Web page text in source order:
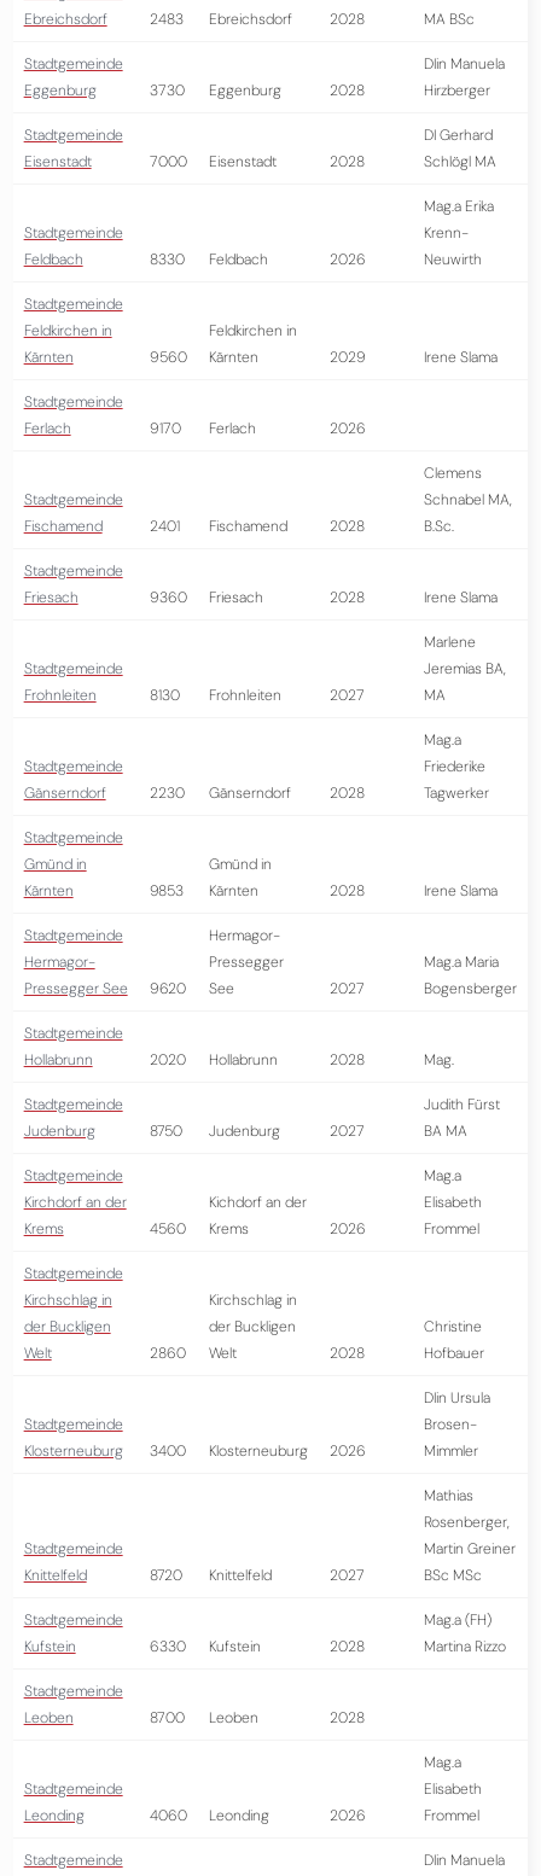
Ebreichsdorf
2483 Ebreichsdorf 2028
MA BSc
Stadtgemeinde
Eggenburg
3730 Eggenburg 2028
DIin Manuela
Hirzberger
Stadtgemeinde
Eisenstadt
7000 Eisenstadt 2028
DI Gerhard
Schlögl MA
Stadtgemeinde
Feldbach
8330 Feldbach 2026
Mag.a Erika
Krenn-
Neuwirth
Stadtgemeinde
Feldkirchen in
Kärnten
9560
Feldkirchen in
Kärnten
2029 Irene Slama
Stadtgemeinde
Ferlach
9170 Ferlach 2026
Stadtgemeinde
Fischamend
2401 Fischamend 2028
Clemens
Schnabel MA,
B.Sc.
Stadtgemeinde
Friesach
9360 Friesach 2028 Irene Slama
Stadtgemeinde
Frohnleiten
8130 Frohnleiten 2027
Marlene
Jeremias BA,
MA
Stadtgemeinde
Gänserndorf
2230 Gänserndorf 2028
Mag.a
Friederike
Tagwerker
Stadtgemeinde
Gmünd in
Kärnten
9853
Gmünd in
Kärnten
2028 Irene Slama
Stadtgemeinde
Hermagor-
Pressegger See
9620
Hermagor-
Pressegger
See
2027
Mag.a Maria
Bogensberger
Stadtgemeinde
Hollabrunn
2020 Hollabrunn 2028 Mag.
Stadtgemeinde
Judenburg
8750 Judenburg 2027
Judith Fürst
BA MA
Stadtgemeinde
Kirchdorf an der
Krems
4560
Kichdorf an der
Krems
2026
Mag.a
Elisabeth
Frommel
Stadtgemeinde
Kirchschlag in
der Buckligen
Welt
2860
Kirchschlag in
der Buckligen
Welt
2028
Christine
Hofbauer
Stadtgemeinde
Klosterneuburg
3400 Klosterneuburg 2026
DIin Ursula
Brosen-
Mimmler
Stadtgemeinde
Knittelfeld
8720 Knittelfeld 2027
Mathias
Rosenberger,
Martin Greiner
BSc MSc
Stadtgemeinde
Kufstein
6330 Kufstein 2028
Mag.a (FH)
Martina Rizzo
Stadtgemeinde
Leoben
8700 Leoben 2028
Stadtgemeinde
Leonding
4060 Leonding 2026
Mag.a
Elisabeth
Frommel
Stadtgemeinde
DIin Manuela